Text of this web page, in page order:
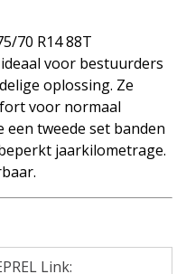
70 R14 88T
voor bestuurders
oplossing. Ze
voor normaal
een tweede set banden
jaarkilometrage.
Link: